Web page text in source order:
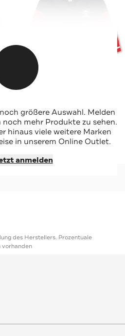
TIMBERLAND
Sweatjacke zweifarbig
-57%*
Sale
Jetzt shoppen
größere Auswahl. Melden
noch mehr Produkte zu sehen.
hinaus viele weitere Marken
in unserem Online Outlet.
anmelden
des Herstellers. Prozentuale
vorhanden